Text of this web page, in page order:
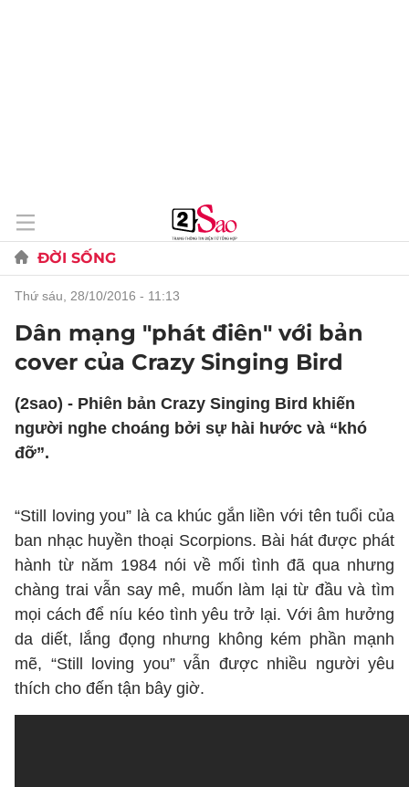
ĐỜI SỐNG
thứ sáu, 28/10/2016 - 11:13
Dân mạng "phát điên" với bản
cover của Crazy Singing Bird
(2sao) - Phiên bản Crazy Singing Bird khiến
người nghe choáng bởi sự hài hước và “khó
đỡ”.
“Still loving you” là ca khúc gắn liền với tên tuổi của
ban nhạc huyền thoại Scorpions. Bài hát được phát
hành từ năm 1984 nói về mối tình đã qua nhưng
chàng trai vẫn say mê, muốn làm lại từ đầu và tìm
mọi cách để níu kéo tình yêu trở lại. Với âm hưởng
da diết, lắng đọng nhưng không kém phần mạnh
mẽ, “Still loving you” vẫn được nhiều người yêu
thích cho đến tận bây giờ.